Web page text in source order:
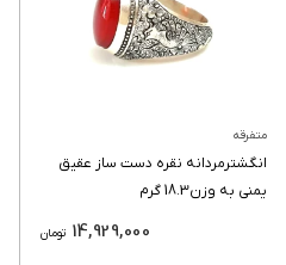
متفرقه
انگشترمردانه نقره دست ساز عقیق
یمنی به وزن18.3 گرم
تومان 14,929,000